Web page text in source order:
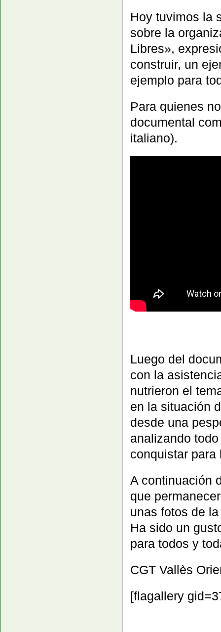
Hoy tuvimos la
sobre la
Libres»,
construir, un
ejemplo para
Para quienes
documental
italiano).
Luego del
con la
nutrieron el
en la situación
desde una
analizando
conquistar para
A continuación
que
unas fotos de
Ha sido un
para todos y
CGT Vallès
[flagallery